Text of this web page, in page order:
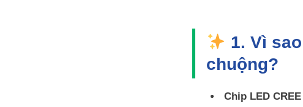
1. Vì
chuộng?
Chip LED